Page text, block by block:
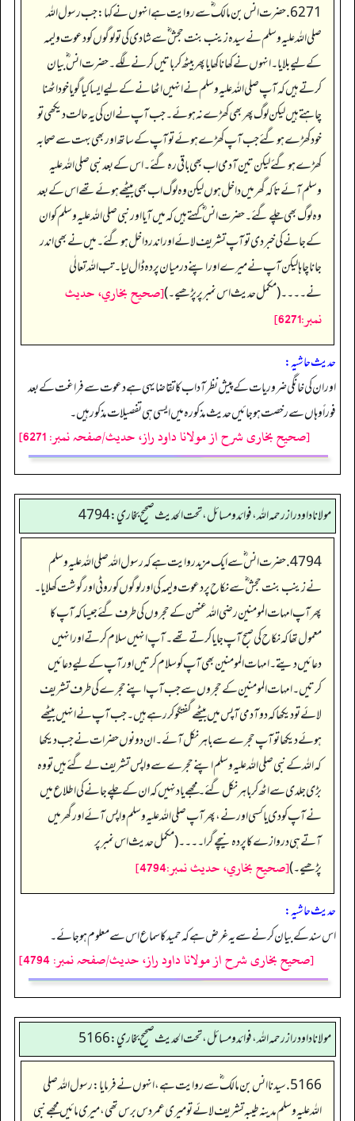
6271. حضرت انس بن مالک ؓ سے روایت ہے انہوں نے کہا: جب رسول اللہ
صلی اللہ علیہ وسلم نے سیدہ زینب بنت حجش ؓ سے شادی کی تو لوگوں کو دعوت ولیمہ
کے لیے بلایا۔ انہوں نے کھانا کھایا پھر بیٹھ کر باتیں کرنے لگے۔ حضرت انس ؓ بیان
کرتے ہیں کہ آپ صلی اللہ علیہ وسلم نے انہیں اٹھانے کے لیے ایسا کیا گویا خود اٹھنا
چاہتے ہیں لیکن لوگ پھر بھی کھڑے نہ ہوئے۔ جب آپ نے ان کی یہ حالت دیکھی تو
خود کھڑے ہوگئے جب آپ کھڑے ہوئے تو آپ کے ساتھ اور بھی بہت سے صحابہ
کھڑے ہو گئے لیکن تین آدمی اب بھی باقی رہ گئے۔ اس کے بعد نبی صلی اللہ علیہ
وسلم آئے تاکہ گھر میں داخل ہوں لیکن وہ لوگ اب بھی بیٹھے ہوئے تھے اس کے بعد
وہ لوگ بھی چلے گئے۔ حضرت انس ؓ کہتے ہیں کہ میں آیا اور نبی صلی اللہ علیہ وسلم کو ان
کے جانے کی خبر دی تو آپ تشریف لائے اور اندر داخل ہوگئے۔ میں نے بھی اندر
جانا چاہا لیکن آپ نے میرے اور اپنے درمیان پردہ ڈال لیا۔ تب اللہ تعالٰی
نے۔۔۔۔ (مکمل حدیث اس نمبر پر پڑھیے۔)[صحيح بخاري، حديث
نمبر:6271]
حدیث حاشیہ:
اور ان کی خانگی ضروریات کے پیش نظر آداب کا تقا ضا یہی ہے دعوت سے فراغت کے بعد
فوراً وہاں سے رخصت ہو جائیں حدیث مذکو رہ میں ایسی ہی تفصیلات مذکور ہیں۔
[صحیح بخاری شرح از مولانا داود راز، حدیث/صفحہ نمبر: 6271]
مولانا داود راز رحمه الله، فوائد و مسائل، تحت الحديث صحيح بخاري: 4794
4794. حضرت انس ؓ سے ایک مزید روایت ہے کہ رسول اللہ صلی اللہ علیہ وسلم
نے زینب بنت حجش‬ ؓ س‬ے نکاح پر دعوت ولیمہ کی اور لوگوں کو روٹی اور گوشت کھلایا۔
پھر آپ امہات المومنین رضی اللہ عنھن کے حجروں کی طرف گئے جیسا کہ آپ کا
معمول تھا کہ نکاح کی صبح آپ جایا کرتے تھے۔ آپ انہیں سلام کرتے اور انہیں
دعائیں دیتے۔ امہات المومنین بھی آپ کو سلام کرتیں اور آپ کے لیے دعائیں
کرتیں۔ امہات المومنین کے حجروں سے جب آپ اپنے حجرے کی طرف تشریف
لائے تو دیکھا کہ دو آدمی آپس میں بیٹھے گفتگو کر رہے ہیں۔ جب آپ نے انہیں بیٹھے
ہوئے دیکھا تو آپ حجرے سے باہر نکل آئے۔ ان دونوں حضرات نے جب دیکھا
کہ اللہ کے نبی صلی اللہ علیہ وسلم اپنے حجرے سے واپس تشریف لے گئے ہیں تو وہ
بڑی جلدی سے اٹھ کر باہر نکل گئے۔ مجھے یاد نہیں کہ ان کے چلے جانے کی اطلاع میں
نے آپ کو دی یا کسی اور نے، پھر آپ صلی اللہ علیہ وسلم واپس آئے اور گھر میں
آتے ہی دروازے کا پردہ نیچے گرا۔۔۔۔ (مکمل حدیث اس نمبر پر
پڑھیے۔)[صحيح بخاري، حديث نمبر:4794]
حدیث حاشیہ:
اس سند کے بیان کرنے سے یہ غرض ہے کہ حمید کا سماع اس سے معلوم ہو جائے۔
[صحیح بخاری شرح از مولانا داود راز، حدیث/صفحہ نمبر: 4794]
مولانا داود راز رحمه الله، فوائد و مسائل، تحت الحديث صحيح بخاري: 5166
5166. سیدنا انس بن مالک ؓ سے روایت ہے، انہوں نے فرمایا: رسول اللہ صلی
اللہ علیہ وسلم مدینہ طیبہ تشریف لائے تو میری عمر دس برس تھی، میری مائیں مجھے نبی